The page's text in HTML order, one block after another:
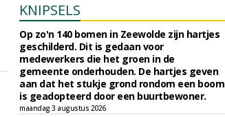
KNIPSELS
Op zo'n 140 bomen in Zeewolde zijn hartjes
geschilderd. Dit is gedaan voor
medewerkers die het groen in de
gemeente onderhouden. De hartjes geven
aan dat het stukje grond rondom een boom
is geadopteerd door een buurtbewoner.
maandag 3 augustus 2026